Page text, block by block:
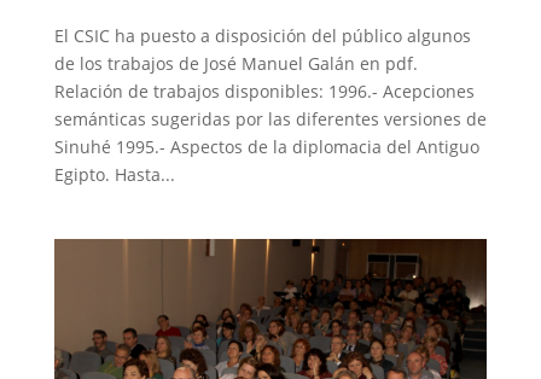
El CSIC ha puesto a disposición del público algunos
de los trabajos de José Manuel Galán en pdf.
Relación de trabajos disponibles: 1996.- Acepciones
semánticas sugeridas por las diferentes versiones de
Sinuhé 1995.- Aspectos de la diplomacia del Antiguo
Egipto. Hasta...